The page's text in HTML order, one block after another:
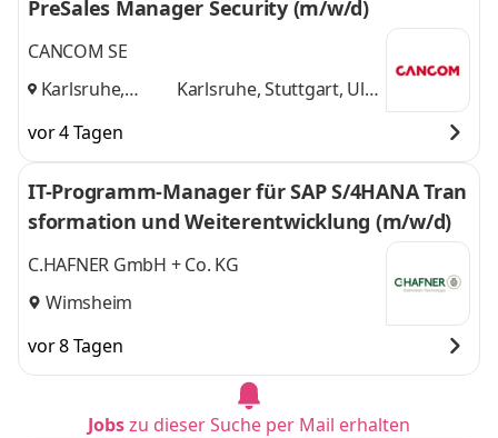
PreSales Manager Security (m/w/d)
CANCOM SE
Karlsruhe,
Karlsruhe, Stuttgart, Ulm
vor 4 Tagen
IT-Programm-Manager für SAP S/4HANA Tran
sformation und Weiterentwicklung (m/w/d)
C.HAFNER GmbH + Co. KG
Wimsheim
vor 8 Tagen
Jobszu dieser Suche per Mail erhalten